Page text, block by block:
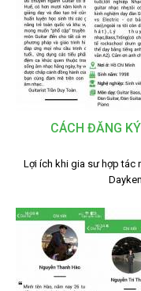
CÁCH ĐĂNG
Lợi ích khi gia sư hợp tác